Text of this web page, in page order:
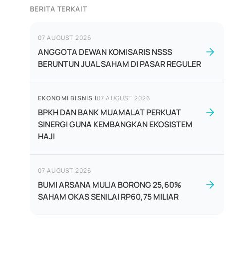
BERITA TERKAIT
07 AUGUST 2026
ANGGOTA DEWAN KOMISARIS NSSS
BERUNTUN JUAL SAHAM DI PASAR REGULER
EKONOMI BISNIS |07 AUGUST 2026
BPKH DAN BANK MUAMALAT PERKUAT
SINERGI GUNA KEMBANGKAN EKOSISTEM
HAJI
07 AUGUST 2026
BUMI ARSANA MULIA BORONG 25,60%
SAHAM OKAS SENILAI RP60,75 MILIAR